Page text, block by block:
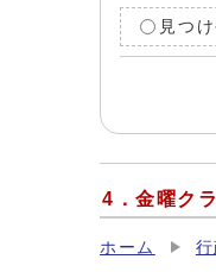
見つ
4．金曜ク
ホーム